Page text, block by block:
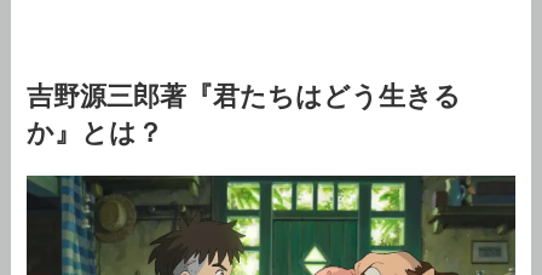
吉野源三郎著『君たちはどう生きる
か』とは？